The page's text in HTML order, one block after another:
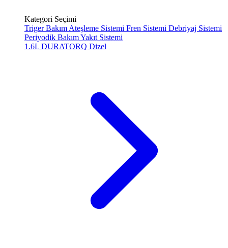
Kategori Seçimi
Triger Bakım Ateşleme Sistemi Fren Sistemi Debriyaj Sistemi
Periyodik BakımYakıt Sistemi
1.6L DURATORQ Dizel